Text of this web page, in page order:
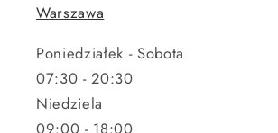
Warszawa
Poniedziałek - Sobota
07:30 - 20:30
Niedziela
09:00 - 18:00